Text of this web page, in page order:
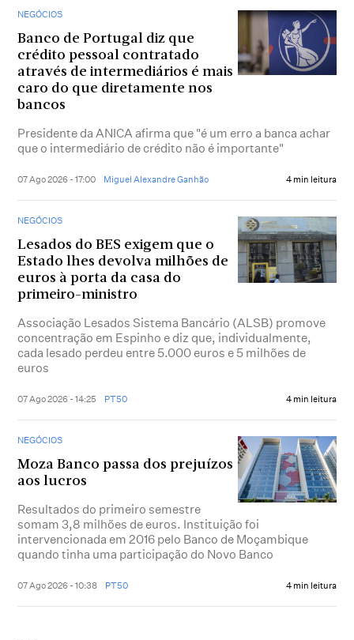
NEGÓCIOS
Banco de Portugal diz que
crédito pessoal contratado
através de intermediários é mais
caro do que diretamente nos
bancos
Presidente da ANICA afirma que "é um erro a banca achar
que o intermediário de crédito não é importante"
07 Ago 2026 - 17:00 Miguel Alexandre Ganhão 4 min leitura
NEGÓCIOS
Lesados do BES exigem que o
Estado lhes devolva milhões de
euros à porta da casa do
primeiro-ministro
Associação Lesados Sistema Bancário (ALSB) promove
concentração em Espinho e diz que, individualmente,
cada lesado perdeu entre 5.000 euros e 5 milhões de
euros
07 Ago 2026 - 14:25 PT50 4 min leitura
NEGÓCIOS
Moza Banco passa dos prejuízos
aos lucros
Resultados do primeiro semestre
somam 3,8 milhões de euros. Instituição foi
intervencionada em 2016 pelo Banco de Moçambique
quando tinha uma participação do Novo Banco
07 Ago 2026 - 10:38 PT50 4 min leitura